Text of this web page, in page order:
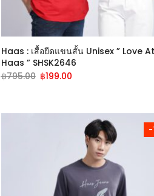
Haas : เสื้อยืดแขนสั้น Unisex ” Love
Haas ” SHSK2646
฿795.00 ฿199.00
-